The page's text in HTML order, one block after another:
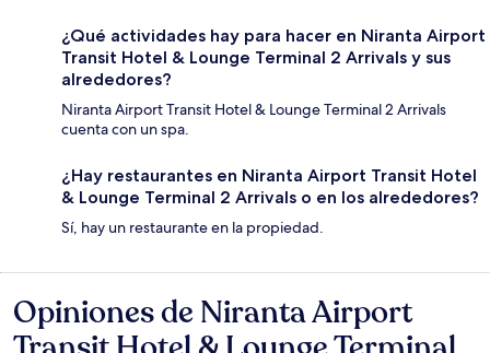
¿Qué actividades hay para hacer en Niranta Airport
Transit Hotel & Lounge Terminal 2 Arrivals y sus
alrededores?
Niranta Airport Transit Hotel & Lounge Terminal 2 Arrivals
cuenta con un spa.
¿Hay restaurantes en Niranta Airport Transit Hotel
& Lounge Terminal 2 Arrivals o en los alrededores?
Sí, hay un restaurante en la propiedad.
Opiniones
Opiniones de Niranta Airport